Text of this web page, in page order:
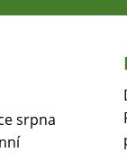
V ČEM
srpna